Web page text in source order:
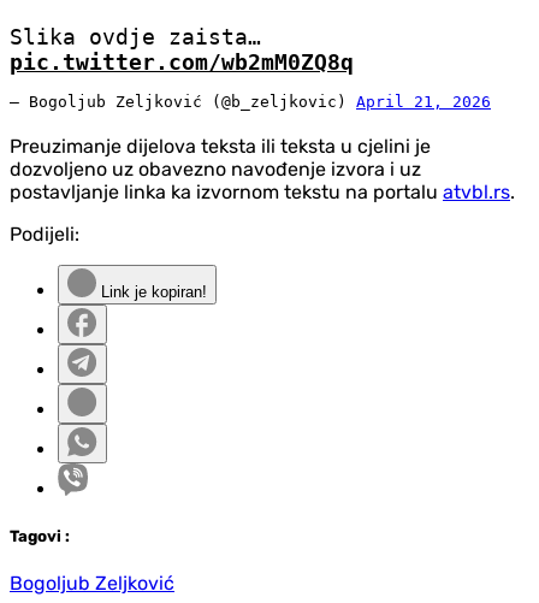
Slika ovdje zaista…
pic.twitter.com/wb2mM0ZQ8q
— Bogoljub Zeljković (@b_zeljkovic) April 21, 2026
Preuzimanje dijelova teksta ili teksta u cjelini je
dozvoljeno uz obavezno navođenje izvora i uz
postavljanje linka ka izvornom tekstu na portalu atvbl.rs.
Podijeli:
Link je kopiran!
Tagovi :
Bogoljub Zeljković